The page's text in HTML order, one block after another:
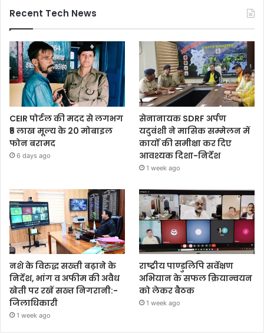
Recent Tech News
CEIR पोर्टल की मदद से लगभग
₹5 लाख मूल्य के 20 मोबाइल
फोन बरामद
6 days ago
सेनानायक SDRF अर्पण
यदुवंशी ने मासिक सम्मेलन में
कार्यों की समीक्षा कर दिए
आवश्यक दिशा-निर्देश
1 week ago
नशे के विरुद्ध सख्ती बढ़ाने के
निर्देश, भांग व अफीम की अवैध
खेती पर रखें सख्त निगरानी:-
जिलाधिकारी
1 week ago
राष्ट्रीय पाण्डुलिपि सर्वेक्षण
अभियान के सफल क्रियान्वयन
को लेकर बैठक
1 week ago